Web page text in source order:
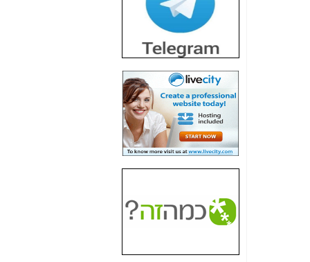
חשיפת מה שלא
רוצים שתדעו בעניין
פריסת אנלימיטד
(בניחוח בלתי נסבל) -
כאן
חשיפה: איוב קרא
אישר לקבוצת סלקום
בדיוק מה שביבי אישר
כאן
האם השר איוב קרא
היה צריך בכלל לחתום
על האישור, שנתן
האם ביבי וקרא קבלו
בכלל תמורה עבור